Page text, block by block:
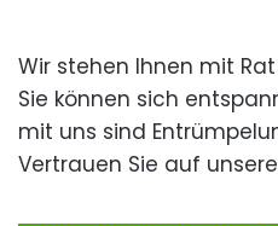
Wir stehen Ihnen mit
Sie können sich
mit uns sind
Vertrauen Sie auf